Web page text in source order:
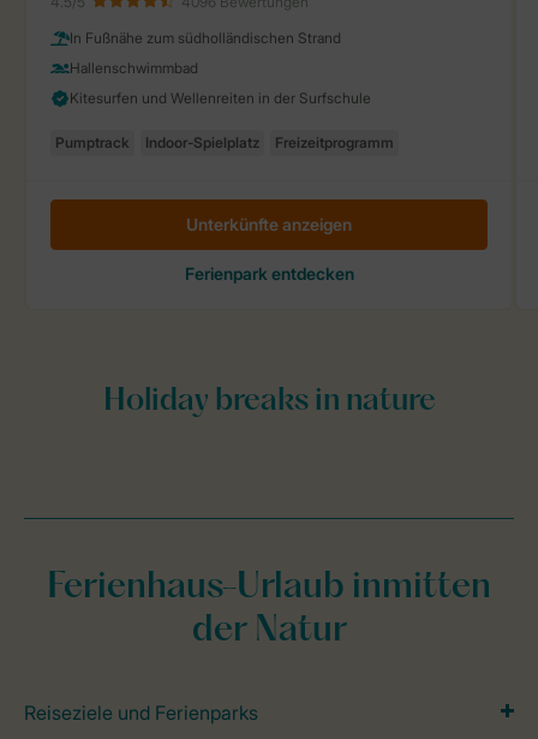
Ferienhaus-Urlaub inmitten
der Natur
Reiseziele und Ferienparks